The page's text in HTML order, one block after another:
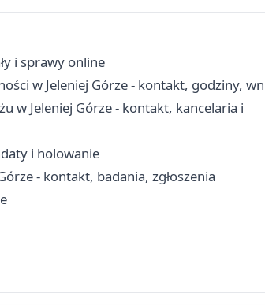
i sprawy online
w Jeleniej Górze - kontakt, godziny,
w Jeleniej Górze - kontakt, kancelaria i
i holowanie
- kontakt, badania, zgłoszenia